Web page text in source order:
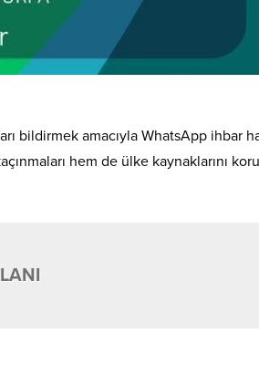
bildirmek amacıyla WhatsApp ihbar
hem de ülke kaynaklarını